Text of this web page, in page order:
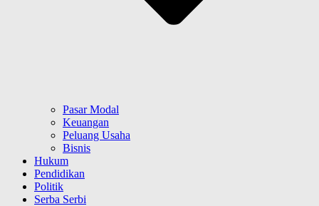
Pasar Modal
Keuangan
Peluang Usaha
Bisnis
Hukum
Pendidikan
Politik
Serba Serbi